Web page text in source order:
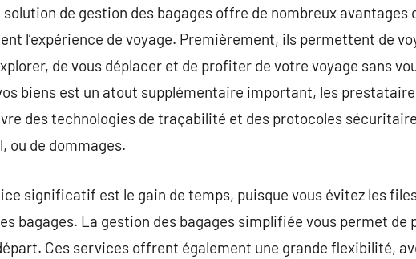
solution de gestion des bagages offre de nombreux avantages
l’expérience de voyage. Premièrement, ils permettent de
de vous déplacer et de profiter de votre voyage sans
biens est un atout supplémentaire important, les
des technologies de traçabilité et des protocoles
ou de dommages.
significatif est le gain de temps, puisque vous évitez les files
bagages. La gestion des bagages simplifiée vous permet
Ces services offrent également une grande flexibilité,